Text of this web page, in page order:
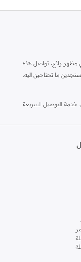
مظهر رائع، تواصل هذه
ما تحتاجين اليه.
خدمة التوصيل السريعة